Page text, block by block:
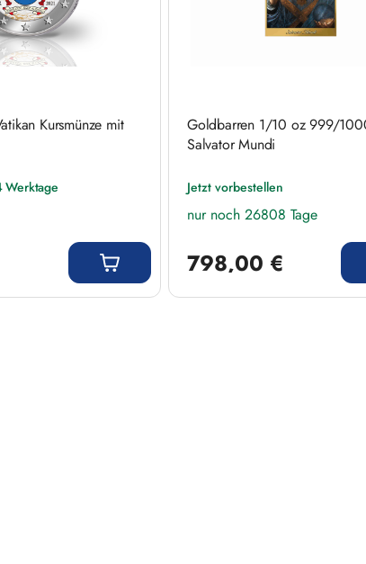
Kursmünze mit
Werktage
Goldbarren 1/10 oz 999/
Salvator Mundi
Jetzt vorbestellen
nur noch 26808 Tage
798,00 €